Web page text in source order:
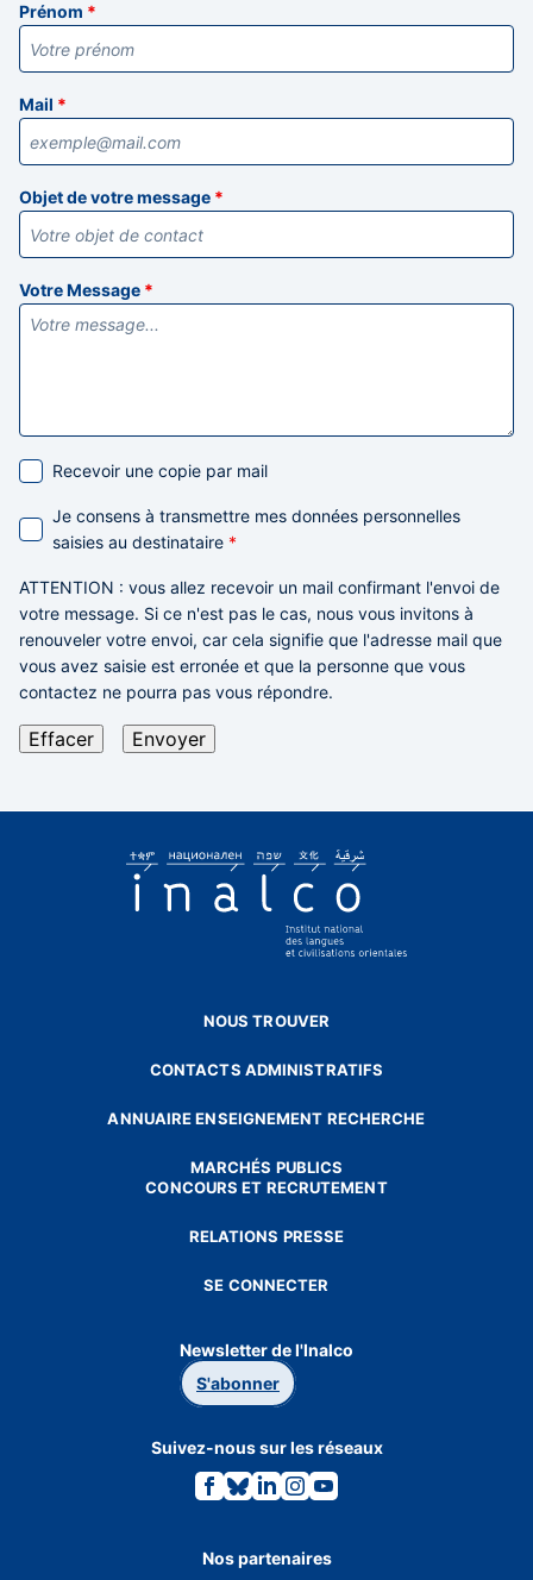
Prénom *
Mail *
Objet de votre message *
Votre Message *
Recevoir une copie par mail
Je consens à transmettre mes données personnelles
saisies au destinataire *
ATTENTION : vous allez recevoir un mail confirmant l'envoi de
votre message. Si ce n'est pas le cas, nous vous invitons à
renouveler votre envoi, car cela signifie que l'adresse mail que
vous avez saisie est erronée et que la personne que vous
contactez ne pourra pas vous répondre.
NOUS TROUVER
CONTACTS ADMINISTRATIFS
ANNUAIRE ENSEIGNEMENT RECHERCHE
MARCHÉS PUBLICS
CONCOURS ET RECRUTEMENT
RELATIONS PRESSE
SE CONNECTER
Newsletter de l'Inalco
S'abonner
Suivez-nous sur les réseaux
Lien
vers
Facebook.
Lien
vers
Bluesky.
Lien
vers
Linkedin.
Lien
vers
Instagram.
Lien
vers
Youtube.
Nos partenaires